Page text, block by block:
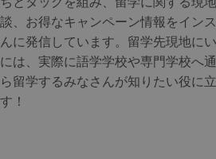
談、お得なキャンペーン情報をイン
んに発信しています。留学先現地に
には、実際に語学学校や専門学校へ
ら留学するみなさんが知りたい役に
す！